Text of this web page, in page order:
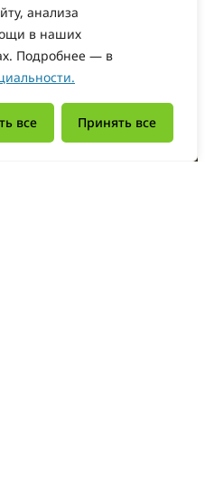
анализа
в наших
Подробнее — в
все Принять все